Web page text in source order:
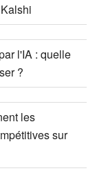
l'IA : quelle
?
les
sur